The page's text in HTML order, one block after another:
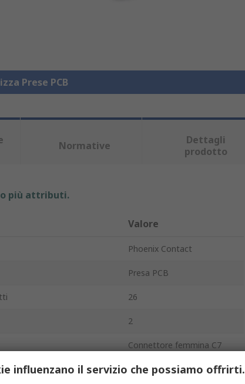
Prese PCB
Normative
Dettagli
prodotto
più attributi.
Valore
Phoenix Contact
Presa PCB
26
2
Connettore femmina C7
1.27mm
influenzano il servizio che possiamo offrirti.